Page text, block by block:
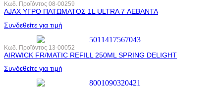
Κωδ. Προϊόντος 08-00259
AJAX ΥΓΡΟ ΠΑΤΩΜΑΤΟΣ 1L ULTRA 7 ΛΕΒΑΝΤΑ
Συνδεθείτε για τιμή
Κωδ. Προϊόντος 13-00052
AIRWICK FR/MATIC REFILL 250ML SPRING DELIGHT
Συνδεθείτε για τιμή